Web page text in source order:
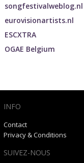
songfestivalweblog.nl
eurovisionartists.nl
ESCXTRA
OGAE Belgium
INFO
Contact
Privacy & Conditions
SUIVEZ-NOUS